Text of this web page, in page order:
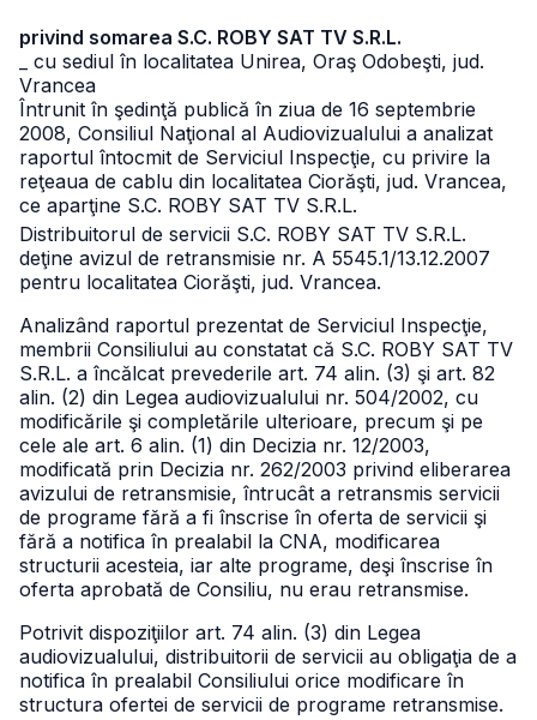
privind somarea S.C. ROBY SAT TV S.R.L.
_ cu sediul în localitatea Unirea, Oraş Odobeşti, jud.
Vrancea
Întrunit în şedinţă publică în ziua de 16 septembrie
2008, Consiliul Naţional al Audiovizualului a analizat
raportul întocmit de Serviciul Inspecţie, cu privire la
reţeaua de cablu din localitatea Ciorăşti, jud. Vrancea,
ce aparţine S.C. ROBY SAT TV S.R.L.
Distribuitorul de servicii S.C. ROBY SAT TV S.R.L.
deţine avizul de retransmisie nr. A 5545.1/13.12.2007
pentru localitatea Ciorăşti, jud. Vrancea.
Analizând raportul prezentat de Serviciul Inspecţie,
membrii Consiliului au constatat că S.C. ROBY SAT TV
S.R.L. a încălcat prevederile art. 74 alin. (3) şi art. 82
alin. (2) din Legea audiovizualului nr. 504/2002, cu
modificările şi completările ulterioare, precum şi pe
cele ale art. 6 alin. (1) din Decizia nr. 12/2003,
modificată prin Decizia nr. 262/2003 privind eliberarea
avizului de retransmisie, întrucât a retransmis servicii
de programe fără a fi înscrise în oferta de servicii şi
fără a notifica în prealabil la CNA, modificarea
structurii acesteia, iar alte programe, deşi înscrise în
oferta aprobată de Consiliu, nu erau retransmise.
Potrivit dispoziţiilor art. 74 alin. (3) din Legea
audiovizualului, distribuitorii de servicii au obligaţia de a
notifica în prealabil Consiliului orice modificare în
structura ofertei de servicii de programe retransmise.